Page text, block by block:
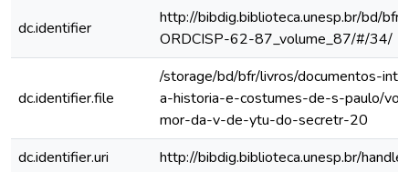
dc.identifier
http://bibdig.biblioteca.unesp.br/bd/
ORDCISP-62-87_volume_87/#/34/
dc.identifier.file
/storage/bd/bfr/livros/documentos-
a-historia-e-costumes-de-s-paulo/
mor-da-v-de-ytu-do-secretr-20
dc.identifier.uri
http://bibdig.biblioteca.unesp.br/